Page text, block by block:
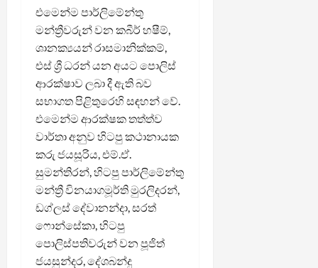
එමෙන්ම පාර්ලිමේන්තු
මන්ත්‍රීවරුන් වන කබීර් හෂීම්,
ශානක්‍යයන් රාසමානික්කම්,
එස් ශ්‍රී ධරන් යන අයට පොලිස්
ආරක්ෂාව ලබා දී ඇති බව
සභාගත පිළිතුරෙහි සඳහන් වේ.
එමෙන්ම ආරක්ෂක තත්ත්ව
වාර්තා අනුව හිටපු කථානායක
කරු ජයසූරිය, එම්.ඒ.
සුමන්තිරන්, හිටපු පාර්ලිමේන්තු
මන්ත්‍රී විනයාගමූර්ති මුරලිදරන්,
ඩග්ලස් දේවානන්දා, සරත්
ෆොන්සේකා, හිටපු
පොලිස්පතිවරුන් වන පූජිත්
ජයසුන්දර, දේශබන්දු